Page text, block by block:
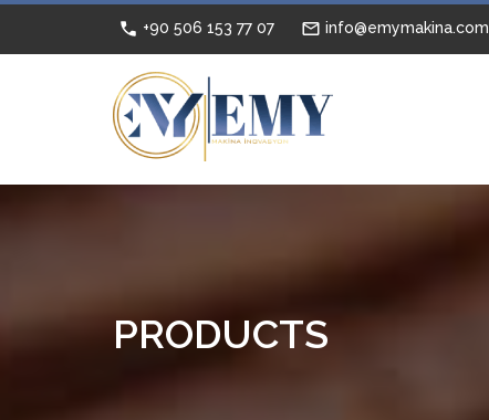
+90 506 153 77 07 info@emymakina.com
PRODUCTS